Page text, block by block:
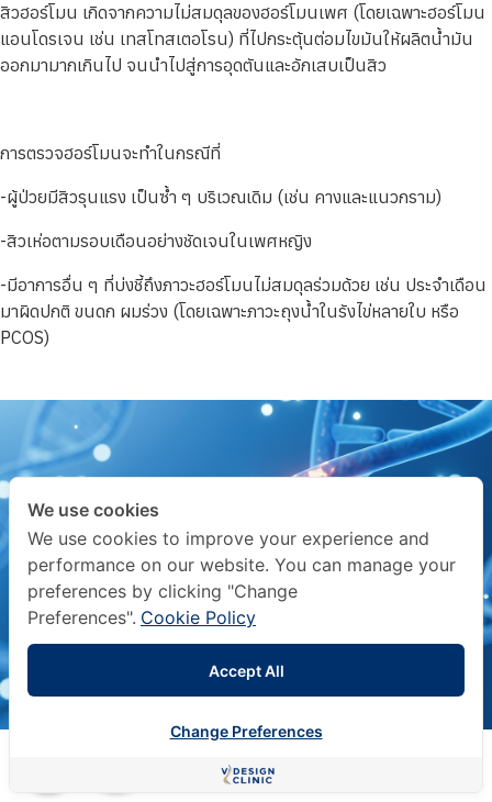
สิวฮอร์โมน เกิดจากความไม่สมดุลของฮอร์โมนเพศ (โดยเฉพาะฮอร์โมน
แอนโดรเจน เช่น เทสโทสเตอโรน) ที่ไปกระตุ้นต่อมไขมันให้ผลิตน้ำมัน
ออกมามากเกินไป จนนำไปสู่การอุดตันและอักเสบเป็นสิว
การตรวจฮอร์โมนจะทำในกรณีที่
-ผู้ป่วยมีสิวรุนแรง เป็นซ้ำ ๆ บริเวณเดิม (เช่น คางและแนวกราม)
-สิวเห่อตามรอบเดือนอย่างชัดเจนในเพศหญิง
-มีอาการอื่น ๆ ที่บ่งชี้ถึงภาวะฮอร์โมนไม่สมดุลร่วมด้วย เช่น ประจำเดือน
มาผิดปกติ ขนดก ผมร่วง (โดยเฉพาะภาวะถุงน้ำในรังไข่หลายใบ หรือ
PCOS)
ปรึกษาออนไลน์ฟรี
We use cookies
We use cookies to improve your experience and
performance on our website. You can manage your
preferences by clicking "Change
Preferences". Cookie Policy
Accept All
Change Preferences